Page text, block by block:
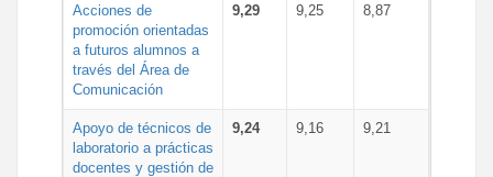
Acciones de
promoción orientadas
a futuros alumnos a
través del Área de
Comunicación
9,29 9,25 8,87
Apoyo de técnicos de
laboratorio a prácticas
docentes y gestión de
9,24 9,16 9,21